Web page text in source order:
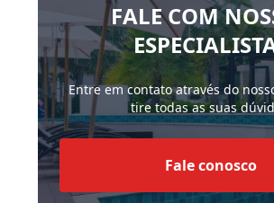
FALE COM
Entre em contato através do
tire todas as suas
Fale conosco